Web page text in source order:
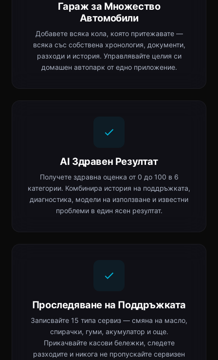
Гараж за Множество
Автомобили
Добавете всяка кола, която притежавате —
всяка със собствена хронология, документи,
разходи и история. Управлявайте целия си
домашен автопарк от едно приложение.
AI Здравен Резултат
Получете здравна оценка от 0 до 100 в 6
категории. Комбинира история на поддръжката,
диагностика, модели на използване и известни
проблеми в един ясен резултат.
Проследяване на Поддръжката
Записвайте 15 типа сервиз — смяна на масло,
спирачки, гуми, акумулатор и още.
Прикачвайте касови бележки, следете
разходите и никога не пропускайте сервизен